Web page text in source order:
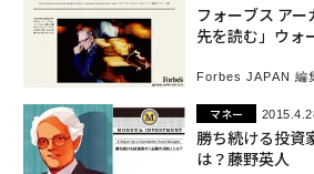
フォーブス ア
先を読む」ウォ
Forbes JAPAN 編
マネー
勝ち続ける投資
は？藤野英人